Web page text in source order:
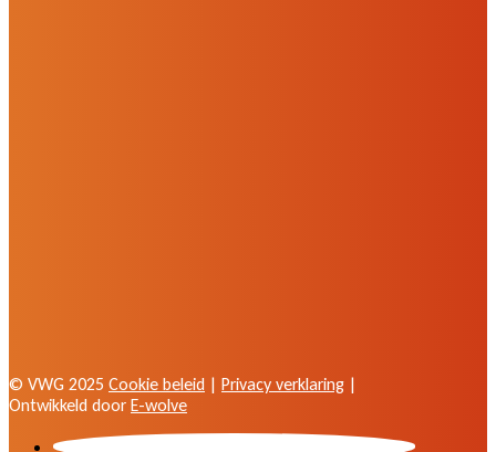
© VWG 2025 Cookie beleid | Privacy verklaring |
Ontwikkeld door E-wolve